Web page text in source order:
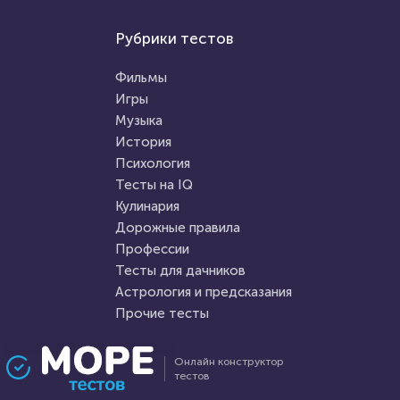
Пройти тест
31 декабря 2021 3646
Прочие тесты
"Новгородская Русь:
утверждение самобытной
Алекса Князева
4 февраля 2022
Проходили 1648 раз
Онлайн конструктор
тестов
Рубрики тестов
Фильмы
Игры
Музыка
История
Психология
Тесты на IQ
Кулинария
Дорожные правила
Профессии
Тесты для дачников
Астрология и предсказания
Прочие тесты